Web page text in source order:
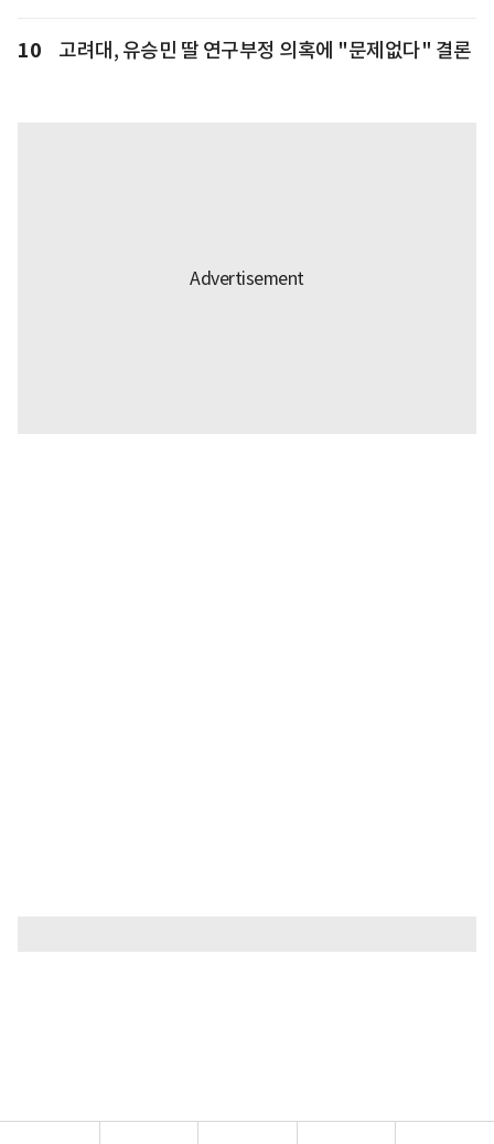
10 고려대, 유승민 딸 연구부정 의혹에 "문제없다" 결론